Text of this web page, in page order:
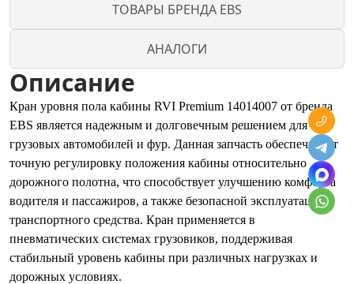
ТОВАРЫ БРЕНДА EBS
АНАЛОГИ
Описание
Кран уровня пола кабины RVI Premium 14014007 от бренда
EBS является надежным и долговечным решением для
грузовых автомобилей и фур. Данная запчасть обеспечивает
точную регулировку положения кабины относительно
дорожного полотна, что способствует улучшению комфорта
водителя и пассажиров, а также безопасной эксплуатации
транспортного средства. Кран применяется в
пневматических системах грузовиков, поддерживая
стабильный уровень кабины при различных нагрузках и
дорожных условиях.